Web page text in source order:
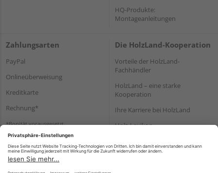
HQ-Produkte:
Montageanleitungen
Zahlungsarten
PayPal
Onlineüberweisung
Kreditkarte
Rechnung*
*Bonität vorausgesetzt
Die HolzLand-Kooperation
Vorteile der HolzLand-
Fachhändler
HolzLand – eine starke
Kooperation
Ihre Karriere bei HolzLand
Holz-Lexikon